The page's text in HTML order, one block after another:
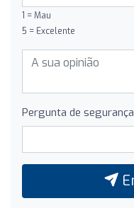
1 = Mau
5 = Excelente
Pergunta de